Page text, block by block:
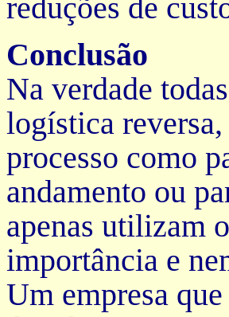
reduções de
Conclusão
Na verdade
logística reversa,
processo como
andamento ou
apenas utilizam
importância e
Um empresa